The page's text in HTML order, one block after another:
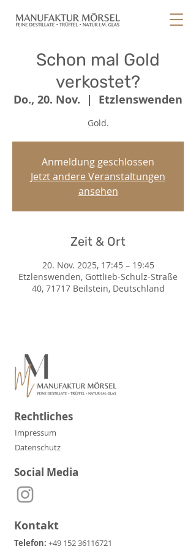
Schon mal Gold
verkostet?
Do., 20. Nov.
  |
Etzlenswenden
Gold.
Anmeldung geschlossen
Jetzt andere Veranstaltungen
ansehen
Zeit & Ort
20. Nov. 2025, 17:45 – 19:45
Etzlenswenden, Gottlieb-Schulz-Straße
40, 71717 Beilstein, Deutschland
Rechtliches
Impressum
Datenschutz
Social Media
Kontakt
Telefon: +49 152 36116721